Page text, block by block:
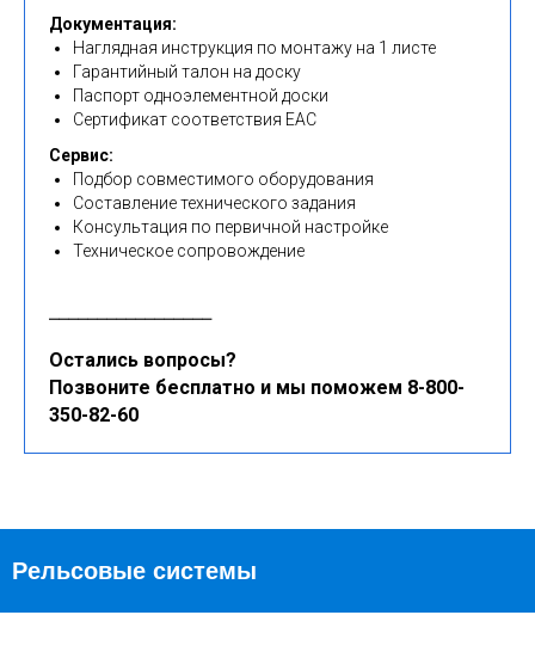
Документация:
Наглядная инструкция по монтажу на 1 листе
Гарантийный талон на доску
Паспорт одноэлементной доски
Сертификат соответствия EAC
Сервис:
Подбор совместимого оборудования
Составление технического задания
Консультация по первичной настройке
Техническое сопровождение
Остались вопросы?
Позвоните бесплатно и мы поможем 8-800-
350-82-60
Рельсовые системы